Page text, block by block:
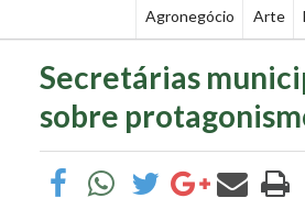
Agronegócio Arte
Secretárias
sobre